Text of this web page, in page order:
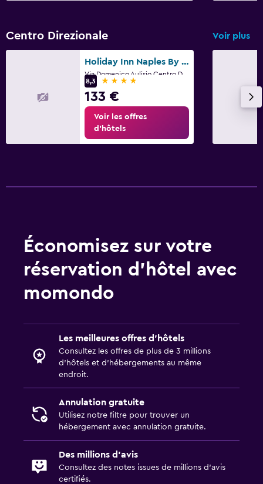
Centro Direzionale Voir plus
Holiday Inn Naples By IHG
8,3
4 étoiles
133 €
Voir les offres
d’hôtels
Économisez sur votre
réservation d’hôtel avec
momondo
Les meilleures offres d’hôtels
Consultez les offres de plus de 3 millions
d’hôtels et d’hébergements au même
endroit.
Annulation gratuite
Utilisez notre filtre pour trouver un
hébergement avec annulation gratuite.
Des millions d’avis
Consultez des notes issues de millions d’avis
certifiés.